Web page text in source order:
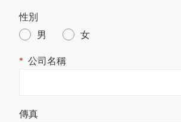
油漆塗料相關檢測儀器
金相研磨抛光機
輻射偵測器
高斯計(電磁波測試器)
渦電流膜厚計的測量原理
印
刷
電
路
板
上
的
保
護
塗
層
厚
度
測
電磁式膜厚計的測量原理
美國DeFelsko台灣區授權服務中
性別
男
女
公司名稱
傳真